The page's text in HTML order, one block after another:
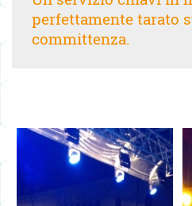
perfettamente tarato
committenza.